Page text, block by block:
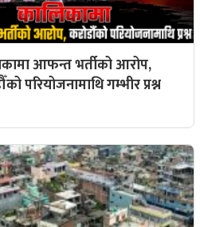
आफन्त भर्तीको आरोप,
परियोजनामाथि गम्भीर प्रश्न